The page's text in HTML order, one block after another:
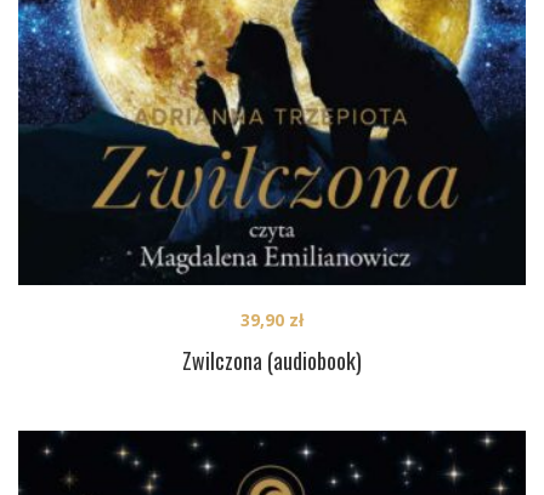
Zwilczona (audiobook)
39,90 zł